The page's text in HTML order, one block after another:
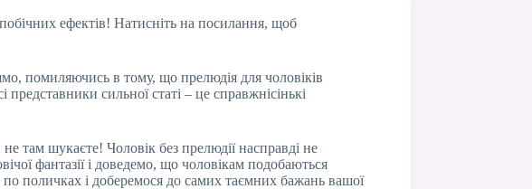
ефектів! Натисніть на посилання, щоб
помиляючись в тому, що прелюдія для чоловіків
сильної статі – це справжнісінькі
там шукаєте! Чоловік без прелюдії насправді не
фантазії і доведемо, що чоловікам подобаються
по поличках і доберемося до самих таємних бажань вашої